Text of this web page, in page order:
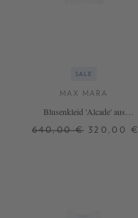
SALE
MAX MARA
Blusenkleid 'Alcade' aus
640,00 € 320,00 €